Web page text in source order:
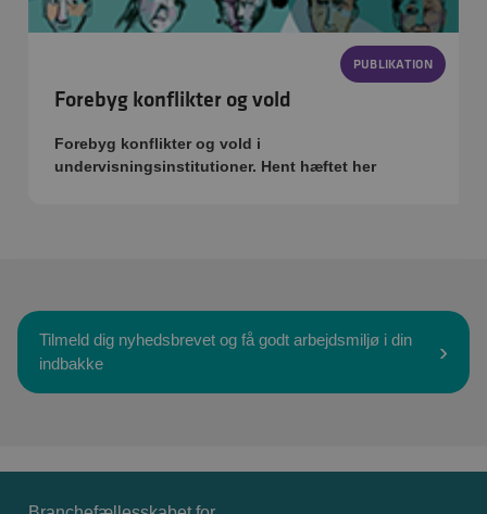
PUBLIKATION
Forebyg konflikter og vold
Forebyg konflikter og vold i
undervisningsinstitutioner. Hent hæftet her
Tilmeld dig nyhedsbrevet og få godt arbejdsmiljø i din
indbakke